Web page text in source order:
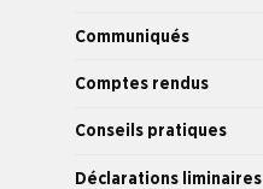
Communiqués
Comptes rendus
Conseils pratiques
Déclarations liminaires